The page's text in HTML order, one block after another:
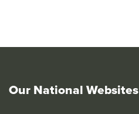
Our National Websites